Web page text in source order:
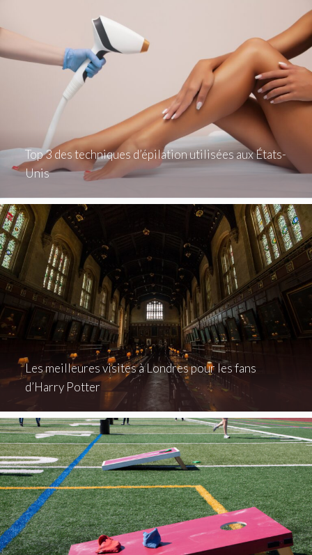
Top 3 des techniques d’épilation utilisées aux États-
Unis
Les meilleures visites à Londres pour les fans
d’Harry Potter